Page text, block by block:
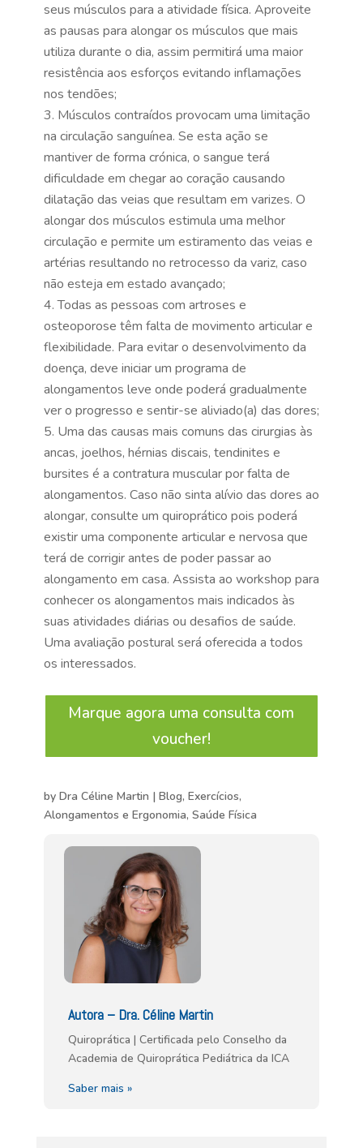
seus músculos para a atividade física. Aproveite
as pausas para alongar os músculos que mais
utiliza durante o dia, assim permitirá uma maior
resistência aos esforços evitando inflamações
nos tendões;
Músculos contraídos provocam uma limitação
na circulação sanguínea. Se esta ação se
mantiver de forma crónica, o sangue terá
dificuldade em chegar ao coração causando
dilatação das veias que resultam em varizes. O
alongar dos músculos estimula uma melhor
circulação e permite um estiramento das veias e
artérias resultando no retrocesso da variz, caso
não esteja em estado avançado;
Todas as pessoas com artroses e
osteoporose têm falta de movimento articular e
flexibilidade. Para evitar o desenvolvimento da
doença, deve iniciar um programa de
alongamentos leve onde poderá gradualmente
ver o progresso e sentir-se aliviado(a) das dores;
Uma das causas mais comuns das cirurgias às
ancas, joelhos, hérnias discais, tendinites e
bursites é a contratura muscular por falta de
alongamentos. Caso não sinta alívio das dores ao
alongar, consulte um quiroprático pois poderá
existir uma componente articular e nervosa que
terá de corrigir antes de poder passar ao
alongamento em casa. Assista ao workshop para
conhecer os alongamentos mais indicados às
suas atividades diárias ou desafios de saúde.
Uma avaliação postural será oferecida a todos
os interessados.
Marque agora uma consulta com
voucher!
by Dra Céline Martin | Blog, Exercícios,
Alongamentos e Ergonomia, Saúde Física
Autora – Dra. Céline Martin
Quiroprática | Certificada pelo Conselho da
Academia de Quiroprática Pediátrica da ICA
Saber mais »